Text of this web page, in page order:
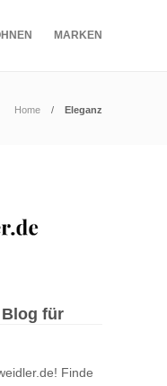
MARKEN
Home Eleganz
Blog für
Finde